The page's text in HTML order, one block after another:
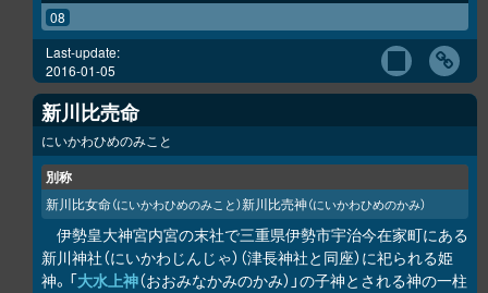
08
Last-update:
2016-01-05
新川比売命
にいかわひめのみこと
別称
新川比女命（にいかわひめのみこと）新川比売神（にいかわひめのかみ）
伊勢皇大神宮内宮の末社で三重県伊勢市宇治今在家町にある
新川神社（にいかわじんじゃ）（津長神社と同座）に祀られる姫
神。「大水上神（おおみなかみのかみ）」の子神とされる神の一柱